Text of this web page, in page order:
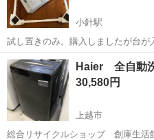
小針駅
試し置きのみ。購入しましたが台が
新潟 新潟市 小針駅 生活
Haier 全自動
30,580円
上越市
総合リサイクルショップ 創庫生活館 上越店